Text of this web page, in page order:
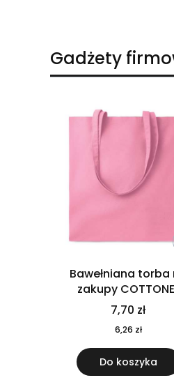
Gadżety
Bawełniana torba
zakupy
COLOUR++7,70 zł
6,26 zł
Do koszyka